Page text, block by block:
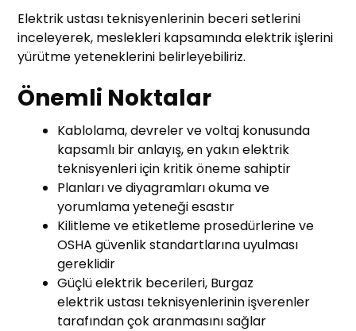
Elektrik ustası teknisyenlerinin beceri setlerini
inceleyerek, meslekleri kapsamında elektrik işlerini
yürütme yeteneklerini belirleyebiliriz.
Önemli Noktalar
Kablolama, devreler ve voltaj konusunda
kapsamlı bir anlayış, en yakın elektrik
teknisyenleri için kritik öneme sahiptir
Planları ve diyagramları okuma ve
yorumlama yeteneği esastır
Kilitleme ve etiketleme prosedürlerine ve
OSHA güvenlik standartlarına uyulması
gereklidir
Güçlü elektrik becerileri, Burgaz
elektrik ustası teknisyenlerinin işverenler
tarafından çok aranmasını sağlar